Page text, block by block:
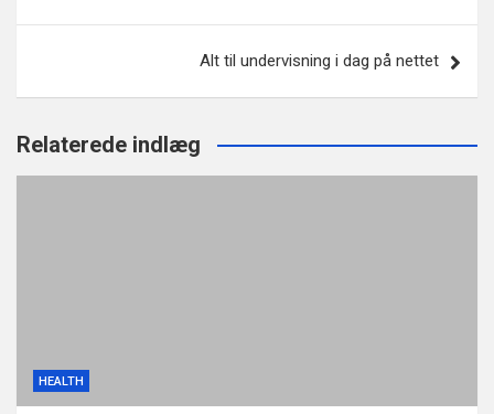
Alt til undervisning i dag på nettet
Relaterede indlæg
HEALTH